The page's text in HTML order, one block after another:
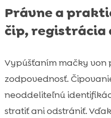
Právne a
čip,
Vypúšťaním mačky von
zodpovednosť.
neoddeliteľnú
stratiť ani odstrániť.